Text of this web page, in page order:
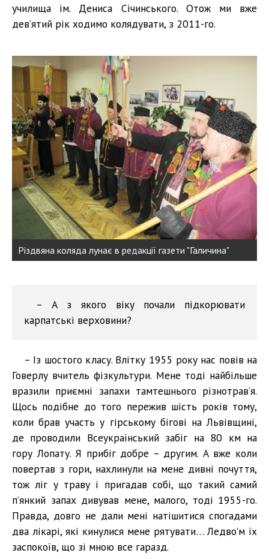
училища ім. Дениса Січинського. Отож ми вже
дев’ятий рік ходимо колядувати, з 2011-го.
Різдвяна коляда лунає в редакції газети "Галичина"
– А з якого віку почали підкорювати
карпатські верховини?
– Із шостого класу. Влітку 1955 року нас повів на
Говерлу вчитель фізкультури. Мене тоді найбільше
вразили приємні запахи тамтешнього різнотрав’я.
Щось подібне до того пережив шість років тому,
коли брав участь у гірському бігові на Львівщині,
де проводили Всеукраїнський забіг на 80 км на
гору Лопату. Я прибіг добре – другим. А вже коли
повертав з гори, нахлинули на мене дивні почуття,
тож ліг у траву і пригадав собі, що такий самий
п’янкий запах дивував мене, малого, тоді 1955-го.
Правда, довго не дали мені натішитися спогадами
два лікарі, які кинулися мене рятувати… Ледво’м їх
заспокоїв, що зі мною все гаразд.